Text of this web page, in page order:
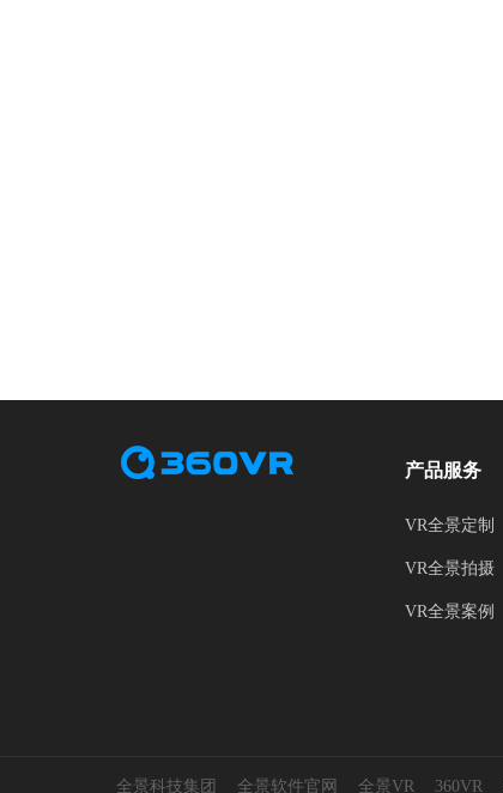
产品服务
VR全景定制
VR全景拍摄
VR全景案例
全景科技集团 全景软件官网 全景VR 360VR